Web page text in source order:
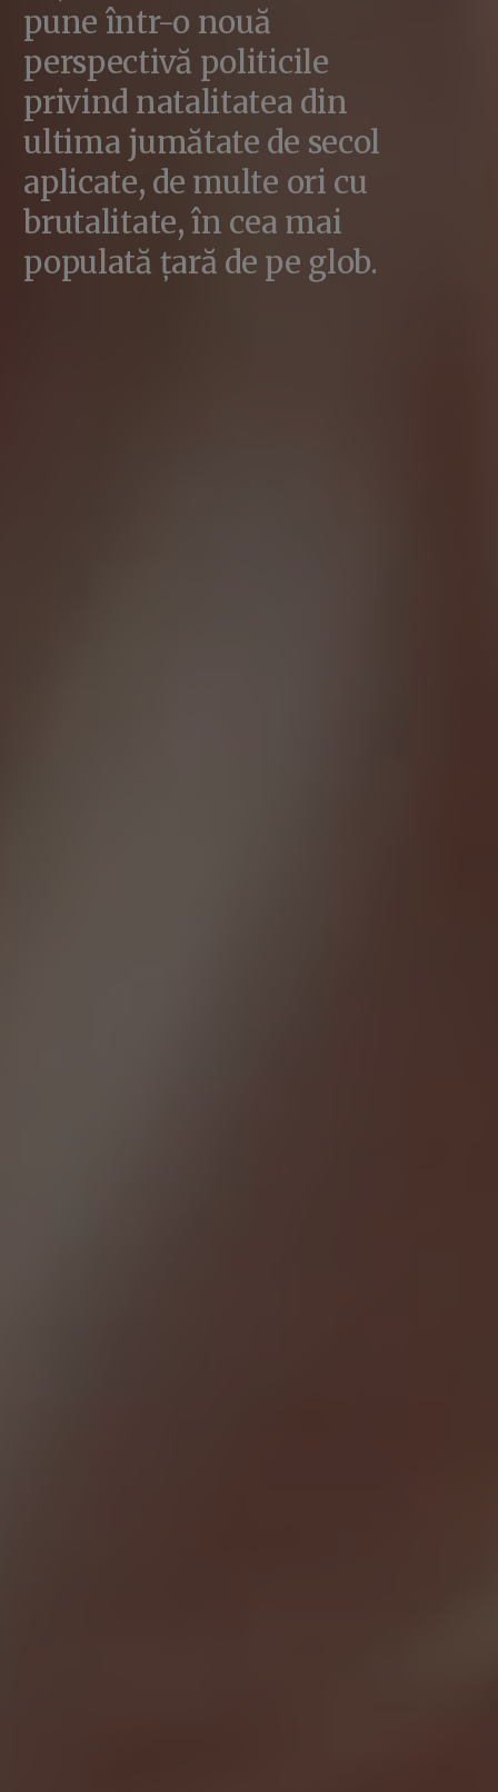
pune într-o nouă
perspectivă politicile
privind natalitatea din
ultima jumătate de secol
aplicate, de multe ori cu
brutalitate, în cea mai
populată țară de pe glob.